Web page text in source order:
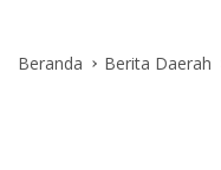
Beranda Berita Daerah